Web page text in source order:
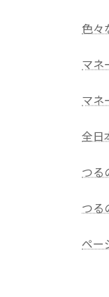
色々
マネ
マネ
全日
つる
つる
ペー